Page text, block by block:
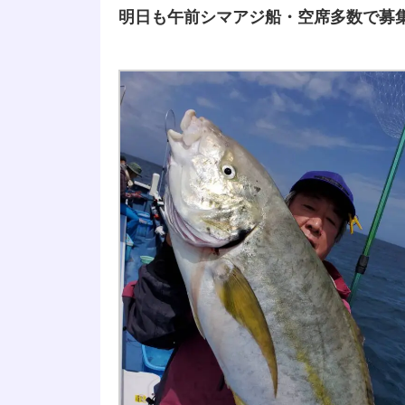
明日も午前シマアジ船・空席多数で募